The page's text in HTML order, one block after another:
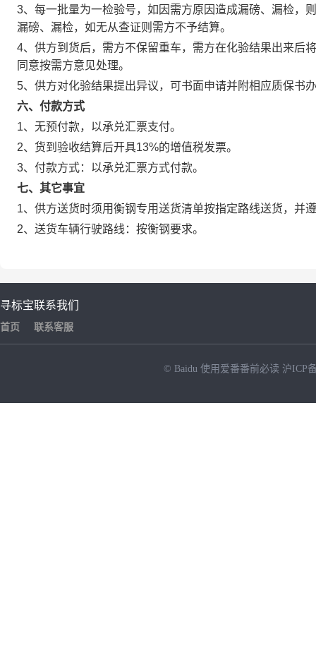
3、每一批量为一检验号，如因需方原因造成漏磅、漏检，
漏磅、漏检，如无从查证则需方不予结算。
4、供方到货后，需方不保留重车，需方在化验结果出来后
同意按需方意见处理。
5、供方对化验结果提出异议，可书面申请并附相应质保书
六、付款方式
1、无预付款，以承兑汇票支付。
2、货到验收结算后开具13%的增值税发票。
3、付款方式：以承兑汇票方式付款。
七、其它事宜
1、供方送货时须用衡钢专用送货清单按指定路线送货，并
2、送货车辆行驶路线：按衡钢要求。
寻标宝
首页
联系我们
联系客服
© Baidu 使用爱番番前必读 沪ICP